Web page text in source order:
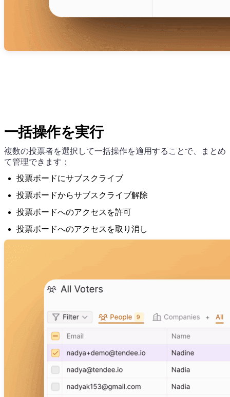
一括操作を実行
複数の投票者を選択して一括操作を適用することで、まとめ
て管理できます：
投票ボードにサブスクライブ
投票ボードからサブスクライブ解除
投票ボードへのアクセスを許可
投票ボードへのアクセスを取り消し